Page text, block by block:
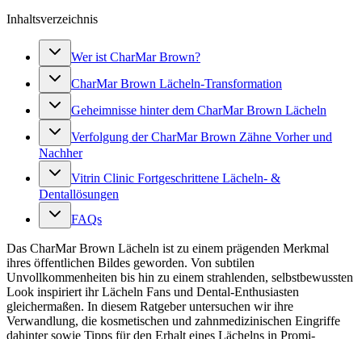
Inhaltsverzeichnis
Wer ist CharMar Brown?
CharMar Brown Lächeln-Transformation
Geheimnisse hinter dem CharMar Brown Lächeln
Verfolgung der CharMar Brown Zähne Vorher und
Nachher
Vitrin Clinic Fortgeschrittene Lächeln- &
Dentallösungen
FAQs
Das CharMar Brown Lächeln ist zu einem prägenden Merkmal
ihres öffentlichen Bildes geworden. Von subtilen
Unvollkommenheiten bis hin zu einem strahlenden, selbstbewussten
Look inspiriert ihr Lächeln Fans und Dental-Enthusiasten
gleichermaßen. In diesem Ratgeber untersuchen wir ihre
Verwandlung, die kosmetischen und zahnmedizinischen Eingriffe
dahinter sowie Tipps für den Erhalt eines Lächelns in Promi-